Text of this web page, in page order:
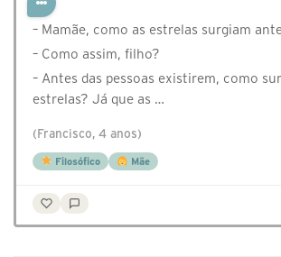
– Mamãe, como as estrelas surgiam
– Como assim, filho?
– Antes das pessoas existirem, como
estrelas? Já que as …
(Francisco, 4 anos)
Filosófico Mãe